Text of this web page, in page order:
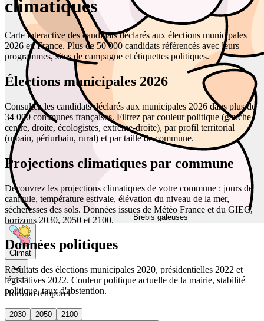
Brebis galeuses
Climat
Horizon temporel
2030 2050
2100
climatiques
Carte interactive des candidats déclarés aux élections municipales
2026 en France. Plus de 50 000 candidats référencés avec leurs
programmes, sites de campagne et étiquettes politiques.
Élections municipales 2026
Consultez les candidats déclarés aux municipales 2026 dans plus de
34 000 communes françaises. Filtrez par couleur politique (gauche,
centre, droite, écologistes, extrême-droite), par profil territorial
(urbain, périurbain, rural) et par taille de commune.
Projections climatiques par commune
Découvrez les projections climatiques de votre commune : jours de
canicule, température estivale, élévation du niveau de la mer,
sécheresses des sols. Données issues de Météo France et du GIEC,
horizons 2030, 2050 et 2100.
Données politiques
Résultats des élections municipales 2020, présidentielles 2022 et
législatives 2022. Couleur politique actuelle de la mairie, stabilité
politique, taux d'abstention.